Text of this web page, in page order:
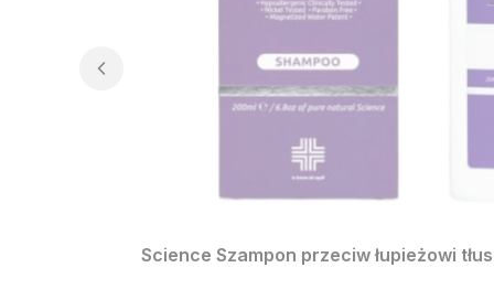
Science Szampon przeciw łupieżowi